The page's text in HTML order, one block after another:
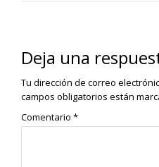
Deja una
Tu dirección de correo
campos obligatorios están
Comentario *